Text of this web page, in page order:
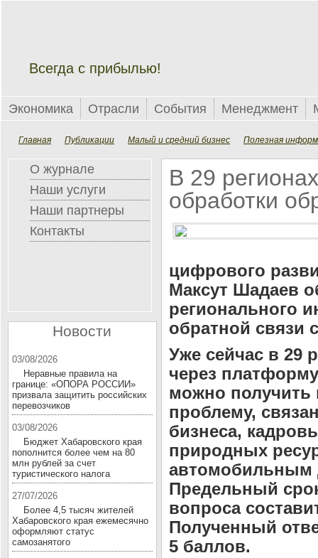
Всегда с прибылью!
Экономика Отрасли События Менеджмент
Главная Публикации Малый и средний бизнес Полезная
В 29
обработки
цифрового
Максут Шадаев
регионального
обратной связи
Уже сейчас в 29
через
можно
проблему,
бизнеса,
природных
автомобильным
Предельный
вопроса
Полученный
5 баллов.
О журнале
Наши услуги
Наши партнеры
Контакты
Новости
03/08/2026
Неравные правила на
границе: «ОПОРА РОССИИ»
призвала защитить российских
перевозчиков
03/08/2026
Бюджет Хабаровского края
пополнится более чем на 80
млн рублей за счет
туристического налога
27/07/2026
Более 4,5 тысяч жителей
Хабаровского края ежемесячно
оформляют статус
самозанятого